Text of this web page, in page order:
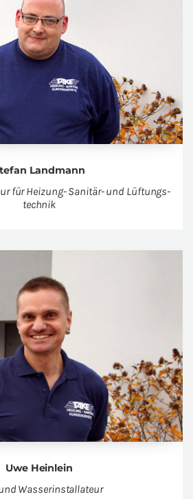
Land­mann
für Hei­zung- Sa­ni­tär- und Lüf­tungs­
tech­nik
Uwe Hein­lein
Was­ser­in­stal­la­teur